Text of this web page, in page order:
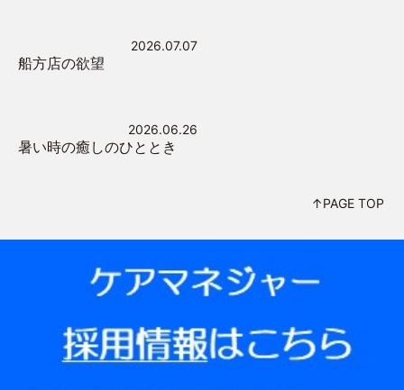
2026.07.07
船方店の欲望
2026.06.26
暑い時の癒しのひととき
↑PAGE TOP